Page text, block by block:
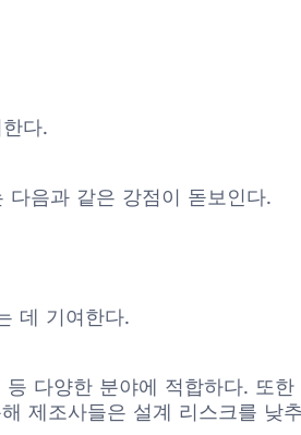
다.
음과 같은 강점이 돋보인다.
데 기여한다.
다양한 분야에 적합하다. 또한
제조사들은 설계 리스크를 낮